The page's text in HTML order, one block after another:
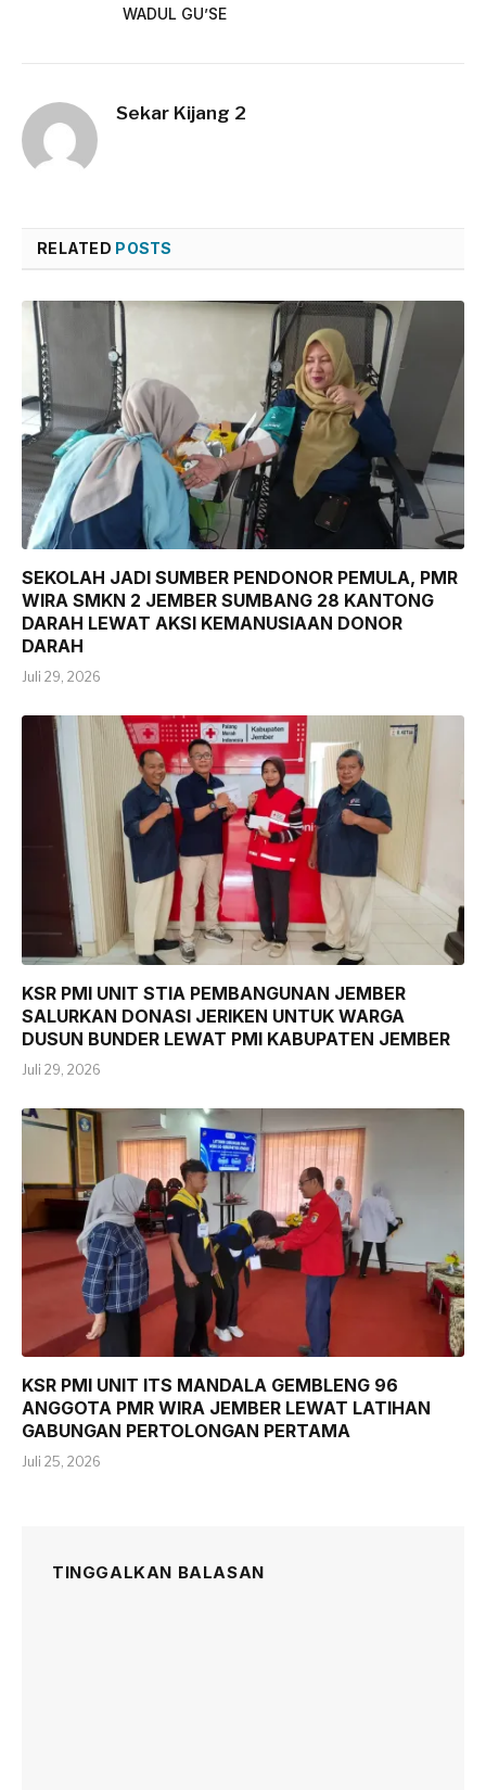
WADUL GU’SE
Sekar Kijang 2
RELATED POSTS
SEKOLAH JADI SUMBER PENDONOR PEMULA, PMR
WIRA SMKN 2 JEMBER SUMBANG 28 KANTONG
DARAH LEWAT AKSI KEMANUSIAAN DONOR
DARAH
Juli 29, 2026
KSR PMI UNIT STIA PEMBANGUNAN JEMBER
SALURKAN DONASI JERIKEN UNTUK WARGA
DUSUN BUNDER LEWAT PMI KABUPATEN JEMBER
Juli 29, 2026
KSR PMI UNIT ITS MANDALA GEMBLENG 96
ANGGOTA PMR WIRA JEMBER LEWAT LATIHAN
GABUNGAN PERTOLONGAN PERTAMA
Juli 25, 2026
TINGGALKAN BALASAN